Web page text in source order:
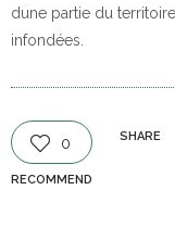
dune partie du
infondées.
0
RECOMMEND
SHARE